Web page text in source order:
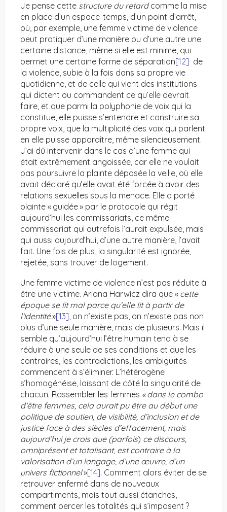
Je pense cette structure du retardcomme la mise
en place d’un espace-temps, d’un point d’arrêt,
où, par exemple, une femme victime de violence
peut pratiquer d’une manière ou d’une autre une
certaine distance, même si elle est minime, qui
permet une certaine forme de séparation[12] de
la violence, subie à la fois dans sa propre vie
quotidienne, et de celle qui vient des institutions
qui dictent ou commandent ce qu’elle devrait
faire, et que parmi la polyphonie de voix qui la
constitue, elle puisse s’entendre et construire sa
propre voix, que la multiplicité des voix qui parlent
en elle puisse apparaître, même silencieusement.
J’ai dû intervenir dans le cas d’une femme qui
était extrêmement angoissée, car elle ne voulait
pas poursuivre la plainte déposée la veille, où elle
avait déclaré qu’elle avait été forcée à avoir des
relations sexuelles sous la menace. Elle a porté
plainte « guidée » par le protocole qui régit
aujourd’hui les commissariats, ce même
commissariat qui autrefois l’aurait expulsée, mais
qui aussi aujourd’hui, d’une autre manière, l’avait
fait. Une fois de plus, la singularité est ignorée,
rejetée, sans trouver de logement.
Une femme victime de violence n’est pas réduite à
être une victime. Ariana Harwicz dira que « cette
époque se lit mal parce qu’elle lit à partir de
l’identité»[13], on n’existe pas, on n’existe pas non
plus d’une seule manière, mais de plusieurs. Mais il
semble qu’aujourd’hui l’être humain tend à se
réduire à une seule de ses conditions et que les
contraires, les contradictions, les ambiguïtés
commencent à s’éliminer. L’hétérogène
s’homogénéise, laissant de côté la singularité de
chacun. Rassembler les femmes « dans le combo
d’être femmes, cela aurait pu être au début une
politique de soutien, de visibilité, d’inclusion et de
justice face à des siècles d’effacement, mais
aujourd’hui je crois que (parfois) ce discours,
omniprésent et totalisant, est contraire à la
valorisation d’un langage, d’une œuvre, d’un
univers fictionnel»[14]. Comment alors éviter de se
retrouver enfermé dans de nouveaux
compartiments, mais tout aussi étanches,
comment percer les totalités qui s’imposent ?